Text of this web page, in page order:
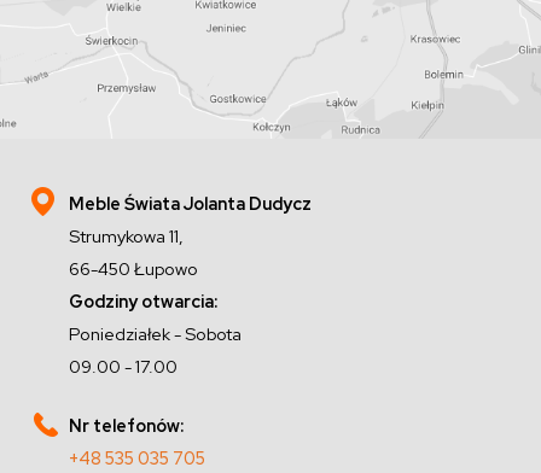
Meble Świata Jolanta Dudycz
Strumykowa 11,
66-450 Łupowo
Godziny otwarcia:
Poniedziałek - Sobota
09.00 - 17.00
Nr telefonów:
+48 535 035 705